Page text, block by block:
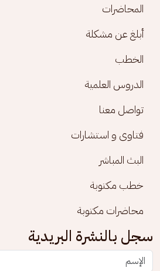
المحاضرات
أبلغ عن مشكلة
الخطب
الدروس العلمية
تواصل معنا
فتاوى و استشارات
البث المباشر
خطب مكتوبة
محاضرات مكتوبة
سجل بالنشرة البريدية